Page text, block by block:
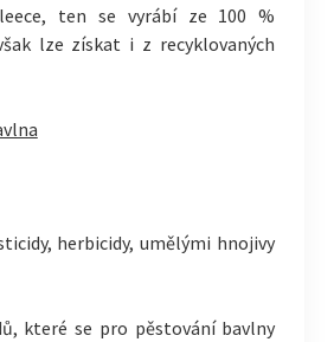
ten se vyrábí ze 100 %
lze získat i z recyklovaných
herbicidy, umělými hnojivy
které se pro pěstování bavlny